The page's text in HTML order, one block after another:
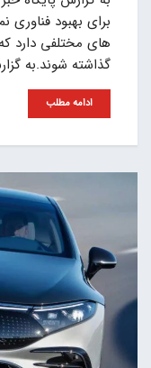
برای بهبود فناوری
گذاشته شوند.به
ادامه مطلب